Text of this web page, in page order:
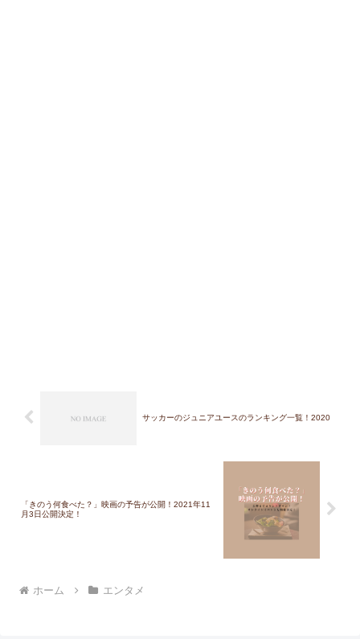
サッカーのジュニアユースのランキング一覧！2020
「きのう何食べた？」映画の予告が公開！2021年11
月3日公開決定！
ホーム エンタメ